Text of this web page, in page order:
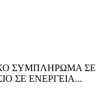
ΣΥΜΠΛΗΡΩΜΑ ΣΕ
ΣΕ ΕΝΕΡΓΕΙΑ...